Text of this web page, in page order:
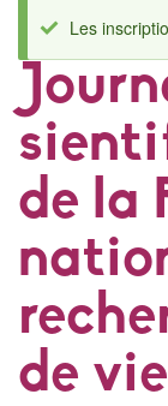
de la
de vie
D'ÉTAT
Les